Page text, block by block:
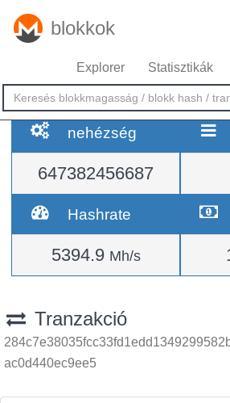
blokkok
Explorer Statisztikák
nehézség
647382456687
Hashrate
5394.9 Mh/s
Tranzakció
ac0d440ec9ee5